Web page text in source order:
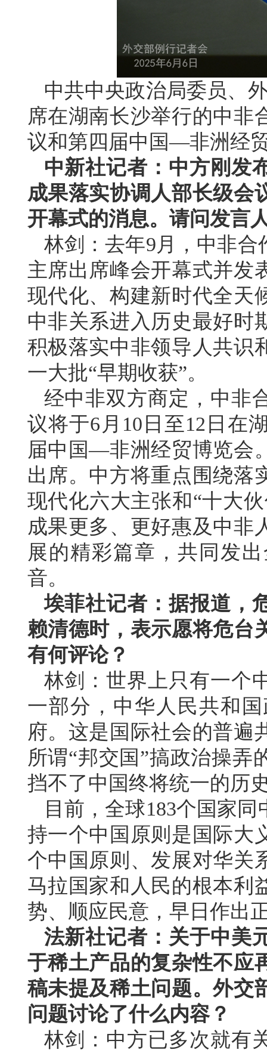
中共中央政治局委员、
席在湖南长沙举行的中非
议和第四届中国—非洲经
中新社记者：中方刚发
成果落实协调人部长级
开幕式的消息。请问发言
林剑：去年9月，中非
主席出席峰会开幕式并发
现代化、构建新时代全天
中非关系进入历史最好时
积极落实中非领导人共识
一大批“早期收获”。
经中非双方商定，中非
议将于6月10日至12日在
届中国—非洲经贸博览会
出席。中方将重点围绕落
现代化六大主张和“十大
成果更多、更好惠及中非
展的精彩篇章，共同发
音。
埃菲社记者：据报道，
赖清德时，表示愿将危台
有何评论？
林剑：世界上只有一个
一部分，中华人民共和
府。这是国际社会的普遍
所谓“邦交国”搞政治操弄
挡不了中国终将统一的历
目前，全球183个国家
持一个中国原则是国际大
个中国原则、发展对华关
马拉国家和人民的根本利
势、顺应民意，早日作出
法新社记者：关于中美
于稀土产品的复杂性不应
稿未提及稀土问题。外交
问题讨论了什么内容？
林剑：中方已多次就有